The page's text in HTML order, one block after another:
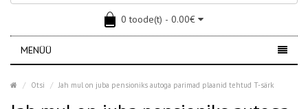
0 toode(t) - 0.00€
MENÜÜ
Otsi Jah mul on juba pensioniks autoga parimad plaanid tehtud T-särk